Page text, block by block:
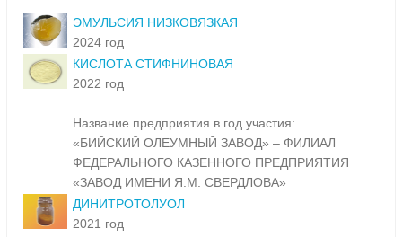
ЭМУЛЬСИЯ НИЗКОВЯЗКАЯ
2024 год
КИСЛОТА СТИФНИНОВАЯ
2022 год
Название предприятия в год участия:
«БИЙСКИЙ ОЛЕУМНЫЙ ЗАВОД» – ФИЛИАЛ
ФЕДЕРАЛЬНОГО КАЗЕННОГО ПРЕДПРИЯТИЯ
«ЗАВОД ИМЕНИ Я.М. СВЕРДЛОВА»
ДИНИТРОТОЛУОЛ
2021 год